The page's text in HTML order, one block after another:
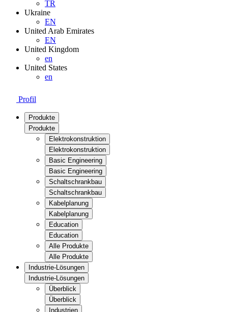
TR
Ukraine
EN
United Arab Emirates
EN
United Kingdom
en
United States
en
Profil
Produkte
Produkte
Elektrokonstruktion
Elektrokonstruktion
Basic Engineering
Basic Engineering
Schaltschrankbau
Schaltschrankbau
Kabelplanung
Kabelplanung
Education
Education
Alle Produkte
Alle Produkte
Industrie-Lösungen
Industrie-Lösungen
Überblick
Überblick
Industrien